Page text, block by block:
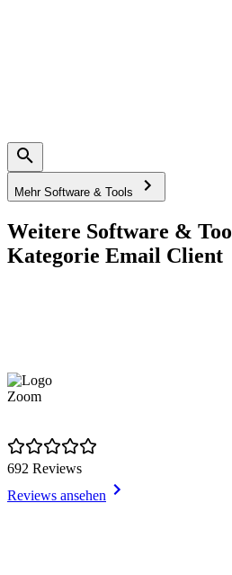
Mehr Software & Tools
Weitere Software &
Kategorie Email Client
Zoom
692 Reviews
Reviews ansehen